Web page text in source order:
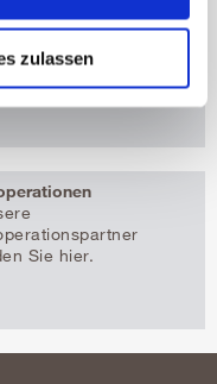
zulassen
finden Sie unsere
Sie hier.